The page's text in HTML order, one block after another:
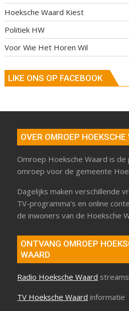
Hoeksche Waard Kiest
Politiek HW
Voor Wie Het Horen Wil
LIKE ONS OP FACEBOOK
OVER OMROEP HOEKSCHE
Omroep Hoeksche Waard is de
omroep voor de gemeente
Dagelijks maken verschillende
TV-programma’s en online
de inwoners van de Hoeksche
ONTVANG OMROEP
WAARD
Radio Hoeksche Waard
TV Hoeksche Waard informatie